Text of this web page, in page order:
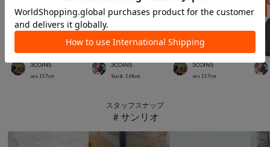
3COINS
aya 157cm
3COINS
Suu☺︎ 168cm
3COINS
aya 157cm
スタッフスナップ
＃サンリオ